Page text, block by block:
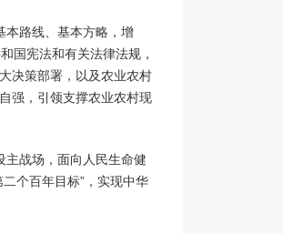
本路线、基本方略，增
国宪法和有关法律法规，
决策部署，以及农业农村
强，引领支撑农业农村现
主战场，面向人民生命健
个百年目标”，实现中华